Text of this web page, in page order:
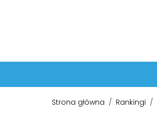
Strona główna / Rankingi /